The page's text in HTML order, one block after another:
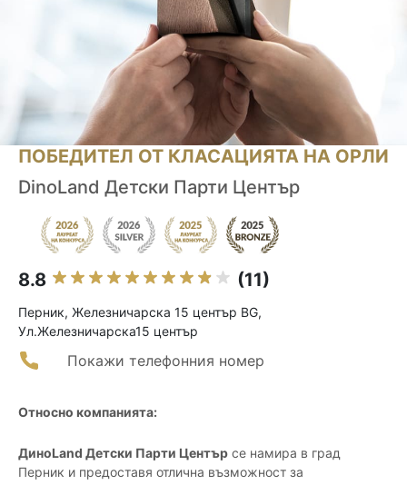
ПОБЕДИТЕЛ ОТ КЛАСАЦИЯТА НА ОРЛИ
DinoLand Детски Парти Център
8.8 (11)
Перник, Железничарска 15 център BG,
Ул.Железничарска15 център
Покажи телефонния номер
Относно компанията:
ДиноLand Детски Парти Център се намира в град
Перник и предоставя отлична възможност за